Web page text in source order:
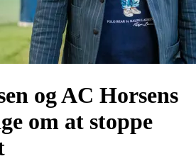
og AC Horsens
om at stoppe